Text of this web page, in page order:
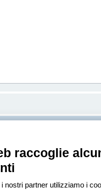
raccoglie
nostri partner utilizziamo i